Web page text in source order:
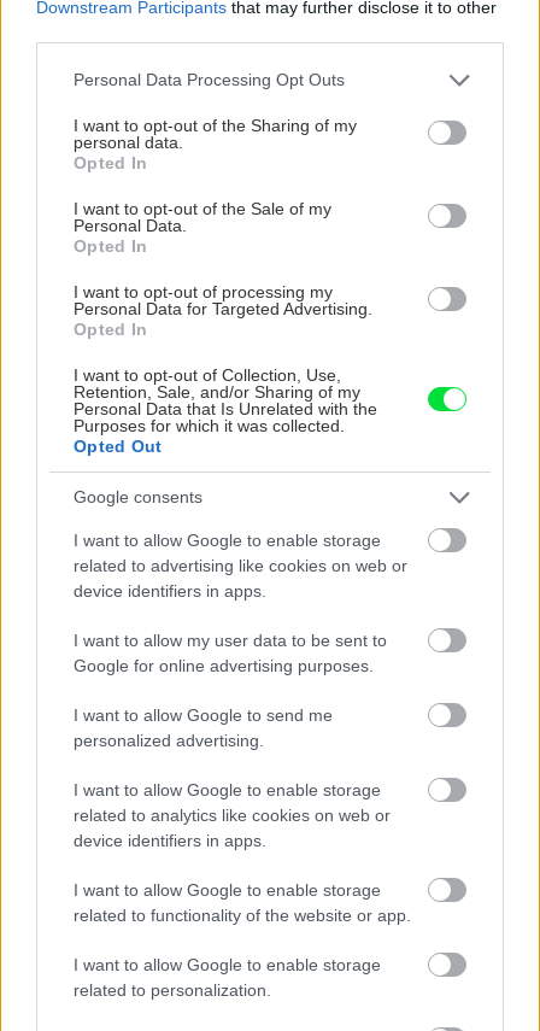
Downstream Participants that may further disclose it to other
Please note that this website/app uses one or more Google
not limited to your visit or usage behaviour. You may click to
grant or deny consent to Google and its third-party tags to
use your data for below specified purposes in below Google
consent section.
Personal Data Processing Opt Outs
I want to opt-out of the Sharing of my
personal data.
Opted In
I want to opt-out of the Sale of my
Personal Data.
Opted In
I want to opt-out of processing my
Personal Data for Targeted Advertising.
Opted In
I want to opt-out of Collection, Use,
Retention, Sale, and/or Sharing of my
Personal Data that Is Unrelated with the
Purposes for which it was collected.
Opted Out
Google consents
I want to allow Google to enable storage
related to advertising like cookies on web or
device identifiers in apps.
I want to allow my user data to be sent to
Google for online advertising purposes.
I want to allow Google to send me
personalized advertising.
I want to allow Google to enable storage
related to analytics like cookies on web or
device identifiers in apps.
I want to allow Google to enable storage
related to functionality of the website or app.
I want to allow Google to enable storage
related to personalization.
CHALUPA
Na Morave prerobila
starú chalupu na
nepoznanie: Keď
vojdete dnu, zabudnete,
že nie ste v Toskánsku
S motorovou pílou sa
Slovák sa nebál a v
Čičmanoch si postavil
montovaný domček v
Temné stránky chalúp:
10 najčastejších
vás môžu nepríjemne
prekvapiť
Žena, búracie kladivo a
vôňa dreva: Takáto
1654 sa nevidí každý
deň!
DOM